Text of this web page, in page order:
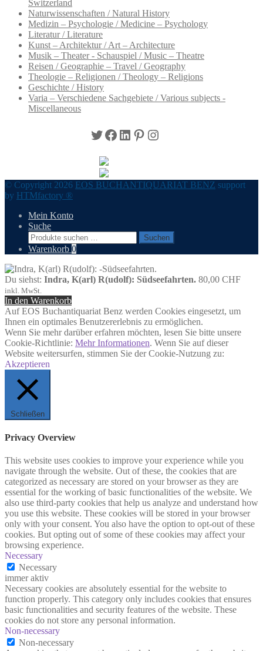
Switzerland
Naturwissenschaften / Natural History
Medizin – Psychologie / Medicine – Psychology
Literatur / Literature
Kunst – Architektur / Art – Architecture
Musik – Theater - Schauspiel / Music – Theatre
Reisen / Geographie – Travel / Geography
Theologie – Religionen / Theology – Religions
Geschichte / History
Varia – Verschiedene Sachgebiete / Various subjects -
Miscellaneous
Twitter
Facebook
LinkedIn
Pinterest
Instagram
© Copyright 2026 EOS BUCHANTIQUARIAT BENZ support
by HTMfactory ®
Mein Konto
Suche
Suchen
nach:
Suchen
Warenkorb 0
Du siehst: Indra, K(arl) R(udolf): Südseefahrten. 80,00 CHF
inkl. MwSt.
In den Warenkorb
Auf EOS Buchantiquariat Benz werden Cookies eingesetzt, um
Ihnen ein optimales Benutzererlebnis zu ermöglichen.
Wenn Sie mehr darüber erfahren möchten, lesen Sie bitte unsere
Cookie-Richtlinie: Mehr Informationen. Wenn Sie auf dieser
Website weitersurfen, stimmen Sie der Cookie-Nutzung zu:
Akzeptieren
Schließen
Privacy Overview
This website uses cookies to improve your experience while you
navigate through the website. Out of these, the cookies that are
categorized as necessary are stored on your browser as they are
essential for the working of basic functionalities of the website. We
also use third-party cookies that help us analyze and understand how
you use this website. These cookies will be stored in your browser
only with your consent. You also have the option to opt-out of these
cookies. But opting out of some of these cookies may affect your
browsing experience.
Necessary
Necessary
immer aktiv
Necessary cookies are absolutely essential for the website to
function properly. This category only includes cookies that ensures
basic functionalities and security features of the website. These
cookies do not store any personal information.
Non-necessary
Non-necessary